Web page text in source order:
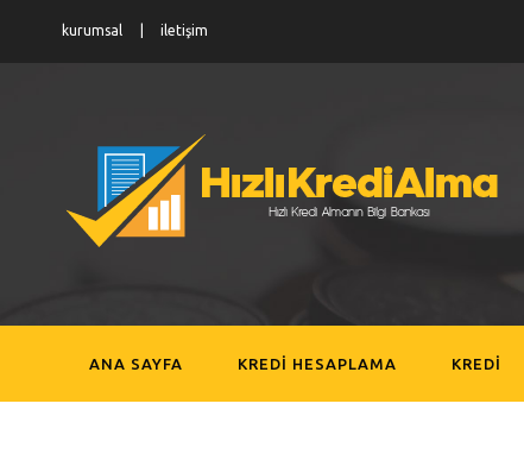
kurumsal iletişim
ANA SAYFA KREDI HESAPLAMA KREDI